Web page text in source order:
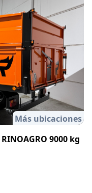
Más ubicaciones
9000 kg